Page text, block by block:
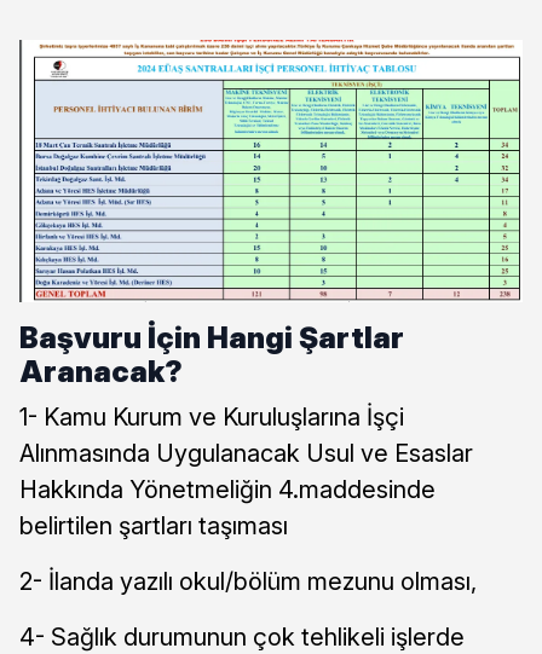
Başvuru İçin Hangi Şartlar
Aranacak?
1- Kamu Kurum ve Kuruluşlarına İşçi
Alınmasında Uygulanacak Usul ve Esaslar
Hakkında Yönetmeliğin 4.maddesinde
belirtilen şartları taşıması
2- İlanda yazılı okul/bölüm mezunu olması,
4- Sağlık durumunun çok tehlikeli işlerde